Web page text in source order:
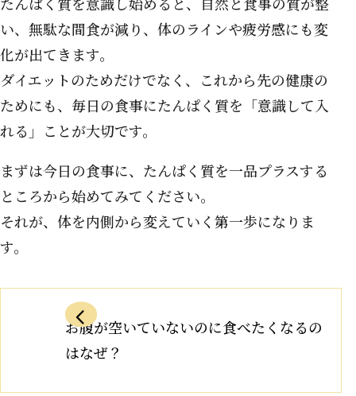
い、無駄な間食が減り、体のラインや疲労感にも変
化が出てきます。
ダイエットのためだけでなく、これから先の健康の
ためにも、毎日の食事にたんぱく質を「意識して入
れる」ことが大切です。
まずは今日の食事に、たんぱく質を一品プラスする
ところから始めてみてください。
それが、体を内側から変えていく第一歩になりま
す。
お腹が空いていないのに食べたくなるの
はなぜ？